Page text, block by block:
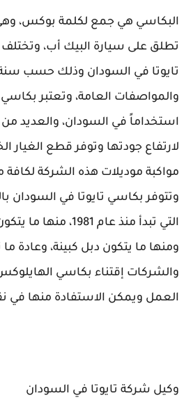
البكاسي هي جمع لكلمة بوكس،
تطلق على سيارة البيك أب،
تايوتا في السودان وذلك حسب سنة
والمواصفات العامة، وتعتبر بكاسي
استخداماً في السودان، والعديد من
لارتفاع جودتها وتوفر قطع الغيار
مواكبة موديلات هذه الشركة لكافة
وتتوفر بكاسي تايوتا في السودان
التي تبدأ منذ عام 1981،
ومنها ما يتكون دبل كبينة،
والشركات إقتناء بكاسي
العمل ويمكن الاستفادة منها في
وكيل شركة تايوتا في السودان